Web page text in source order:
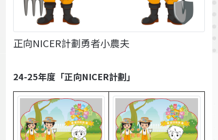
正向NICER計劃勇者小農夫
24-25年度「正向NICER計劃」